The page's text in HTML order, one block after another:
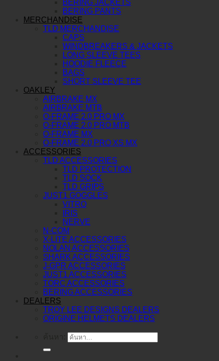
BERING JACKETS
BERING PANTS
MERCHANDISE
TLD MERCHANDISE
CAPS
WINDBREAKERS & JACKETS
LONG SLEEVE TEES
HOODIE FLEECE
BAGS
SHORT SLEEVE TEE
OAKLEY
AIRBRAKE MX
AIRBRAKE MTB
O-FRAME 2.0 PRO MX
O-FRAME 2.0 PRO MTB
O-FRAME MX
O-FRAME 2.0 PRO XS MX
ACCESSORIES
TLD ACCESSORIES
TLD PROTECTION
TLD SOCK
TLD GRIPS
JUST1 GOGGLES
VITRO
IRIS
NERVE
N-COM
X-LITE ACCESSORIES
NOLAN ACCESSORIES
SHARK ACCESSORIES
J-GPR ACCESSORIES
JUST1 ACCESSORIES
TORC ACCESSORIES
BERING ACCESSORIES
DEALERS
TROY LEE DESIGNS DEALERS
ORIGINE HELMETS DEALERS